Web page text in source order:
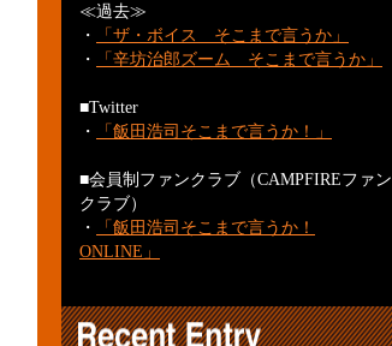
≪過去≫
・
「ザ・ボイス そこまで言うか」
・
「辛坊治郎ズーム そこまで言うか」
■Twitter
・
「飯田浩司そこまで言うか！」
■会員制ファンクラブ（CAMPFIREファン
クラブ）
・
「飯田浩司そこまで言うか！
ONLINE」